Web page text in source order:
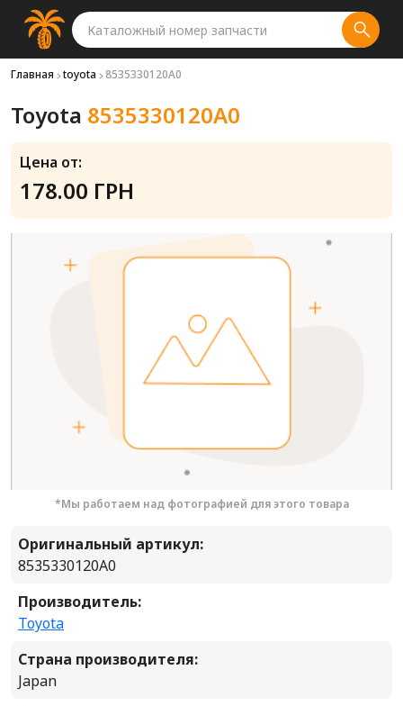
Главная toyota 8535330120A0
Toyota 8535330120A0
Цена от:
178.00 ГРН
*Мы работаем над фотографией для этого товара
Оригинальный артикул:
8535330120A0
Производитель:
Toyota
Страна производителя:
Japan